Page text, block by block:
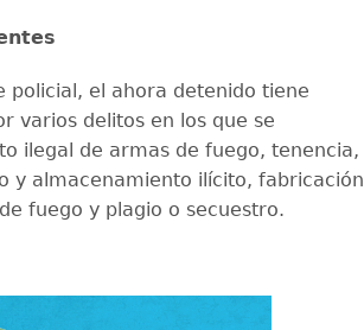
policial, el ahora detenido tiene
varios delitos en los que se
ilegal de armas de fuego, tenencia,
y almacenamiento ilícito, fabricación
fuego y plagio o secuestro.